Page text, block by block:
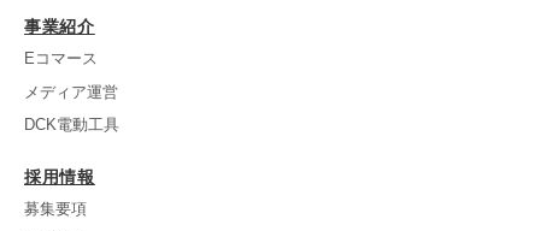
事業紹介
Eコマース
メディア運営
DCK電動工具
採用情報
募集要項